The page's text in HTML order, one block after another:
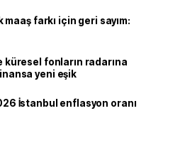
maaş farkı için geri sayım:
küresel fonların radarına
yeni eşik
İstanbul enflasyon oranı